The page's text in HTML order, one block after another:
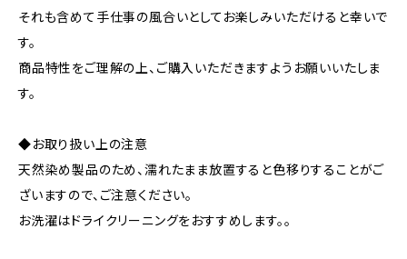
それも含めて手仕事の風合いとしてお楽しみいただけると幸いで
す。
商品特性をご理解の上、ご購入いただきますようお願いいたしま
す。
◆お取り扱い上の注意
天然染め製品のため、濡れたまま放置すると色移りすることがご
ざいますので、ご注意ください。
お洗濯はドライクリーニングをおすすめします。。